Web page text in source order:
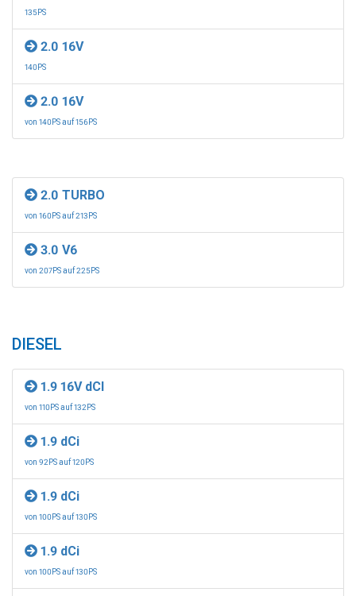
135PS
2.0 16V
140PS
2.0 16V
von 140PS auf 156PS
2.0 TURBO
von 160PS auf 213PS
3.0 V6
von 207PS auf 225PS
DIESEL
1.9 16V dCI
von 110PS auf 132PS
1.9 dCi
von 92PS auf 120PS
1.9 dCi
von 100PS auf 130PS
1.9 dCi
von 100PS auf 130PS